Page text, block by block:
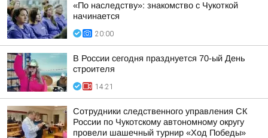
«По наследству»: знакомство с Чукоткой
начинается
20:00
В России сегодня празднуется 70-ый День
строителя
14:21
Сотрудники следственного управления СК
России по Чукотскому автономному округу
провели шашечный турнир «Ход Победы»